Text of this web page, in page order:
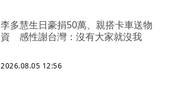
李多慧生日豪捐50萬、親搭卡車送物
資 感性謝台灣：沒有大家就沒我
2026.08.05 12:56